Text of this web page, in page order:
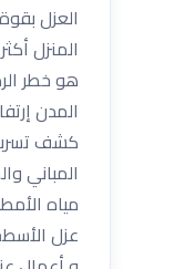
العزل
المنزل
هو خطر
المدن
كشف
المباني
مياه
عزل